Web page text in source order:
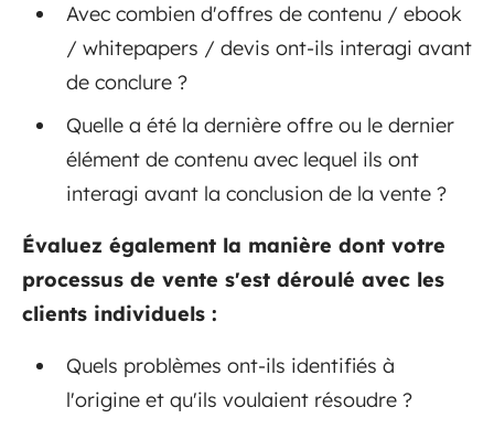
Avec combien d'offres de contenu / ebook
/ whitepapers / devis ont-ils interagi avant
de conclure ?
Quelle a été la dernière offre ou le dernier
élément de contenu avec lequel ils ont
interagi avant la conclusion de la vente ?
Évaluez également la manière dont votre
processus de vente s'est déroulé avec les
clients individuels :
Quels problèmes ont-ils identifiés à
l'origine et qu'ils voulaient résoudre ?